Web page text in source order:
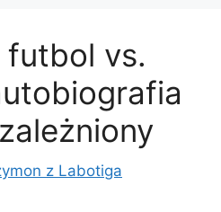
futbol vs.
z Labotiga